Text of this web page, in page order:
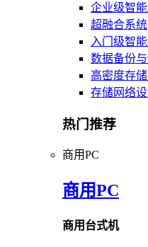
企业级智
超融合系统
入门级智
数据备份
高密度存
存储网络
热门推荐
商用PC
商用PC
商用台式机